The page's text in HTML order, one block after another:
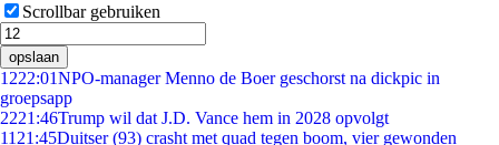
Scrollbar gebruiken
opslaan
1222:01NPO-manager Menno de Boer geschorst na dickpic in
groepsapp
2221:46Trump wil dat J.D. Vance hem in 2028 opvolgt
11 21:45Duitser (93) crasht met quad tegen boom, vier gewonden